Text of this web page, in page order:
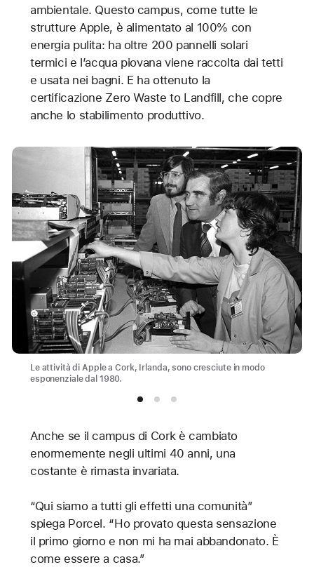
ambientale. Questo campus, come tutte le
strutture Apple, è alimentato al 100% con
energia pulita: ha oltre 200 pannelli solari
termici e l’acqua piovana viene raccolta dai tetti
e usata nei bagni. E ha ottenuto la
certificazione Zero Waste to Landfill, che copre
anche lo stabilimento produttivo.
Le attività di Apple a Cork, Irlanda, sono cresciute in modo
esponenziale dal 1980.
Anche se il campus di Cork è cambiato
enormemente negli ultimi 40 anni, una
costante è rimasta invariata.
“Qui siamo a tutti gli effetti una comunità”
spiega Porcel. “Ho provato questa sensazione
il primo giorno e non mi ha mai abbandonato. È
come essere a casa.”